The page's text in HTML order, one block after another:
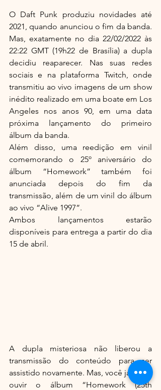
O Daft Punk produziu novidades até
2021, quando anunciou o fim da banda.
Mas, exatamente no dia 22/02/2022 às
22:22 GMT (19h22 de Brasília) a dupla
decidiu reaparecer. Nas suas redes
sociais e na plataforma Twitch, onde
transmitiu ao vivo imagens de um show
inédito realizado em uma boate em Los
Angeles nos anos 90, em uma data
próxima lançamento do primeiro
álbum da banda.
Além disso, uma reedição em vinil
comemorando o 25º aniversário do
álbum “Homework” também foi
anunciada depois do fim da
transmissão, além de um vinil do álbum
ao vivo “Alive 1997”.
Ambos lançamentos estarão
disponíveis para entrega a partir do dia
15 de abril.
A dupla misteriosa não liberou a
transmissão do conteúdo para ser
assistido novamente. Mas, você já pode
ouvir o álbum “Homework (25th